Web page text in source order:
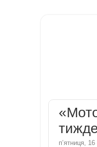
пʼятниця,